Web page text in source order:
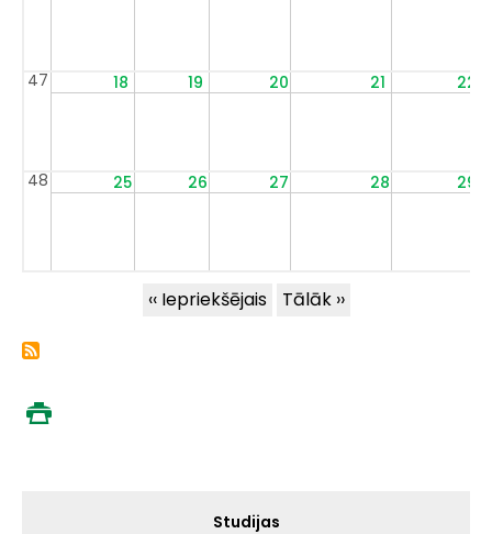
47 18 19 20 21 22
48 25 26 27 28 29
‹‹ Iepriekšējais Tālāk ››
Studijas